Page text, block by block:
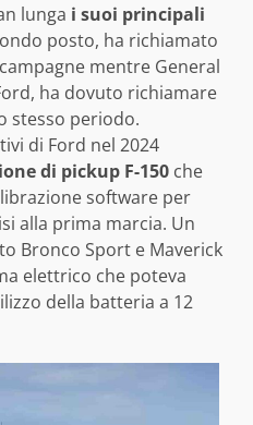
lunga i suoi principali
posto, ha richiamato
mentre General
ha dovuto richiamare
stesso periodo.
di Ford nel 2024
di pickup F-150 che
software per
alla prima marcia. Un
Bronco Sport e Maverick
elettrico che poteva
della batteria a 12